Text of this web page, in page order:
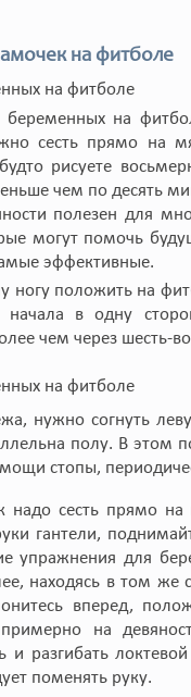
на фитболе
беременных на
сесть прямо на
рисуете
чем по десять
полезен для
могут помочь
эффективные.
ногу положить на
начала в одну
чем через шесть-
нужно согнуть
полу. В
стопы,
сесть прямо
гантели,
упражнения для
находясь в том
вперед,
на
и разгибать
поменять руку.